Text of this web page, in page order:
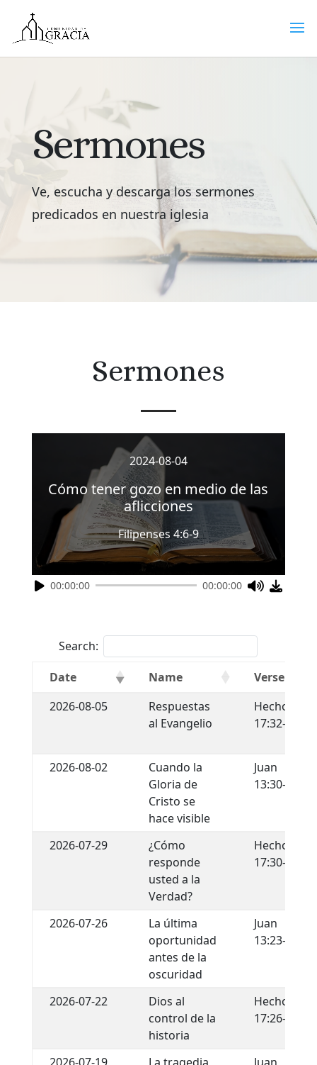
Sermones
Ve, escucha y descarga los sermones
predicados en nuestra iglesia
Sermones
2024-08-04
Cómo tener gozo en medio de las
aflicciones
Filipenses 4:6-9
00:00:00 00:00:00
Search:
Date
Name
Verse
2026-08-05
Respuestas
al Evangelio
Hechos
17:32-34
2026-08-02
Cuando la
Gloria de
Cristo se
hace visible
Juan
13:30-35
2026-07-29
¿Cómo
responde
usted a la
Verdad?
Hechos
17:30-31
2026-07-26
La última
oportunidad
antes de la
oscuridad
Juan
13:23-30
2026-07-22
Dios al
control de la
historia
Hechos
17:26-29